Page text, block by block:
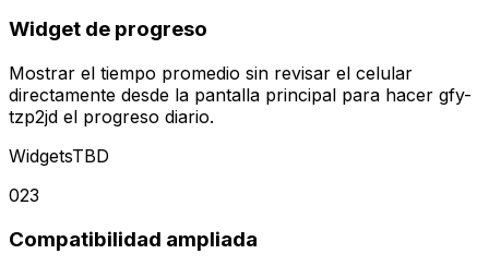
Widget de progreso
Mostrar el tiempo promedio sin revisar el celular
directamente desde la pantalla principal para hacer gfy-
tzp2jd el progreso diario.
WidgetsTBD
023
Compatibilidad ampliada